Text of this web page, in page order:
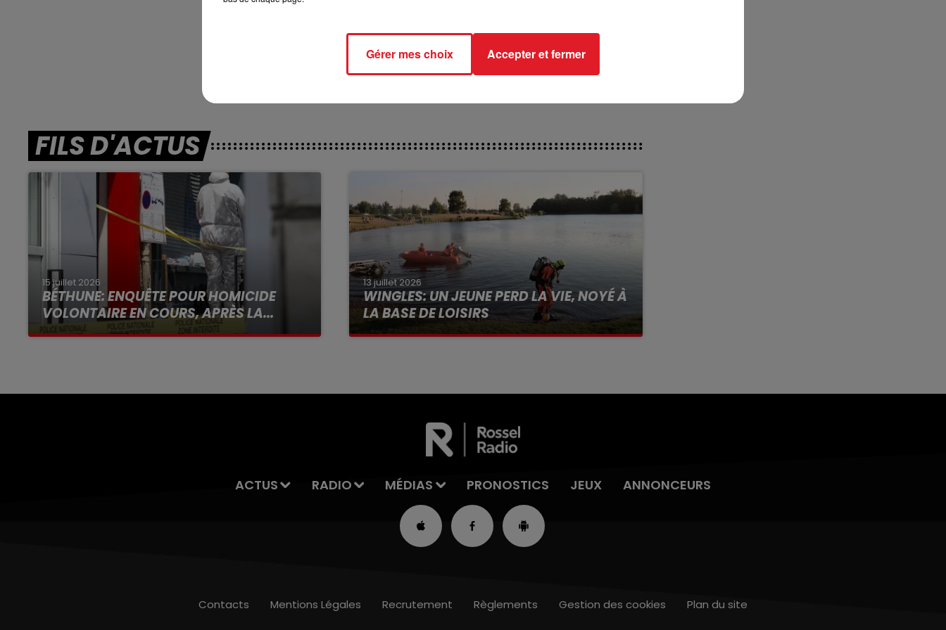
adaptée afin de prendre une 4/5éme place.
********
*****En direct des pistes****
FILS D'ACTUS
15 juillet 2026
BÉTHUNE: ENQUÊTE POUR HOMICIDE
VOLONTAIRE EN COURS, APRÈS LA...
Selon les premiers éléments, le logement
13 juillet 2026
WINGLES: UN JEUNE PERD LA VIE, NOYÉ À
LA BASE DE LOISIRS
La victime a coulé à pic
ACTUS RADIO MÉDIAS PRONOSTICS JEUX ANNONCEURS
Contacts Mentions Légales Recrutement Règlements Gestion des cookies Plan du site
Gérer mes choix Accepter et fermer